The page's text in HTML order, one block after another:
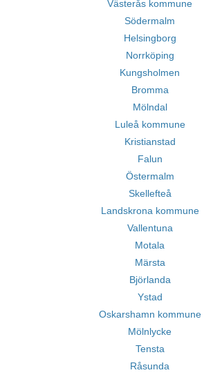
Västerås kommune
Södermalm
Helsingborg
Norrköping
Kungsholmen
Bromma
Mölndal
Luleå kommune
Kristianstad
Falun
Östermalm
Skellefteå
Landskrona kommune
Vallentuna
Motala
Märsta
Björlanda
Ystad
Oskarshamn kommune
Mölnlycke
Tensta
Råsunda